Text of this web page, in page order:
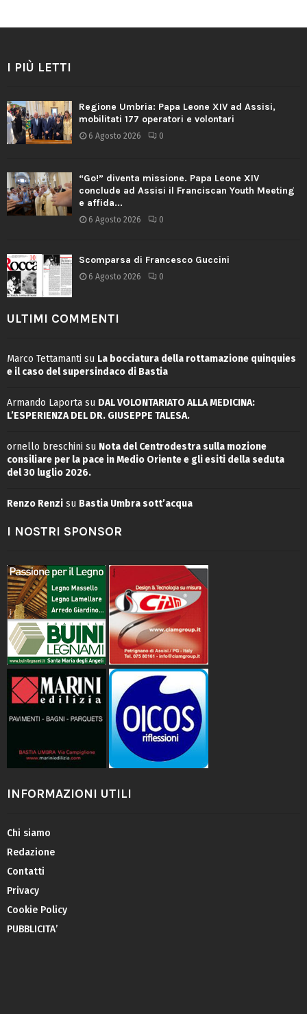
I PIÙ LETTI
Regione Umbria: Papa Leone XIV ad Assisi,
mobilitati 177 operatori e volontari
6 Agosto 2026 0
“Go!” diventa missione. Papa Leone XIV
conclude ad Assisi il Franciscan Youth Meeting
e affida...
6 Agosto 2026 0
Scomparsa di Francesco Guccini
6 Agosto 2026 0
ULTIMI COMMENTI
Marco Tettamanti su La bocciatura della rottamazione quinquies
e il caso del supersindaco di Bastia
Armando Laporta su DAL VOLONTARIATO ALLA MEDICINA:
L’ESPERIENZA DEL DR. GIUSEPPE TALESA.
ornello breschini su Nota del Centrodestra sulla mozione
consiliare per la pace in Medio Oriente e gli esiti della seduta
del 30 luglio 2026.
Renzo Renzi su Bastia Umbra sott’acqua
I NOSTRI SPONSOR
INFORMAZIONI UTILI
Chi siamo
Redazione
Contatti
Privacy
Cookie Policy
PUBBLICITA’